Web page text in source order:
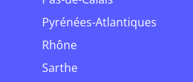
Pyrénées-Atlantiques
Rhône
Sarthe